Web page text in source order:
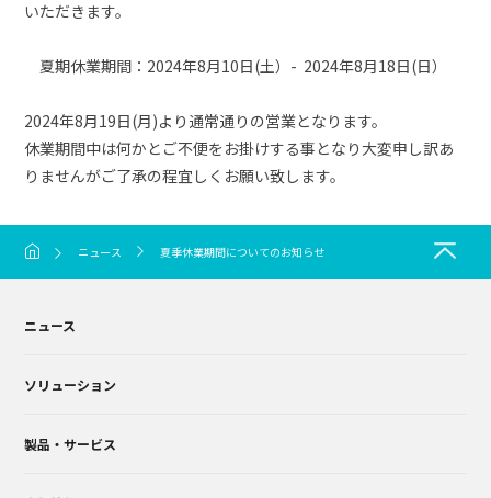
いただきます。
夏期休業期間：2024年8月10日(土）- 2024年8月18日(日）
2024年8月19日(月)より通常通りの営業となります。
休業期間中は何かとご不便をお掛けする事となり大変申し訳あ
りませんがご了承の程宜しくお願い致します。
ニュース 夏季休業期間についてのお知らせ
ニュース
ソリューション
製品・サービス